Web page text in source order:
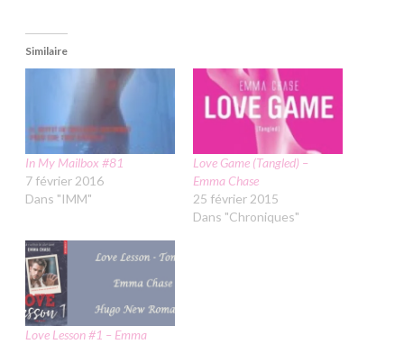
Similaire
In My Mailbox #81
7 février 2016
Dans "IMM"
Love Game (Tangled) –
Emma Chase
25 février 2015
Dans "Chroniques"
Love Lesson #1 – Emma